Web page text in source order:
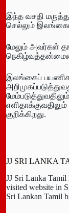
இந்த வசதி
செல்லும்
மேலும் அவர்கள்
இலங்கைப்
குறிக்கிறது.
JJ SRI LANKA
JJ Sri Lanka
visited website in
Sri Lankan Tamil